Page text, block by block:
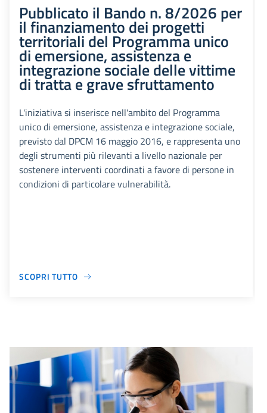
Pubblicato il Bando n. 8/2026 per
il finanziamento dei progetti
territoriali del Programma unico
di emersione, assistenza e
integrazione sociale delle vittime
di tratta e grave sfruttamento
L'iniziativa si inserisce nell'ambito del Programma
unico di emersione, assistenza e integrazione sociale,
previsto dal DPCM 16 maggio 2016, e rappresenta uno
degli strumenti più rilevanti a livello nazionale per
sostenere interventi coordinati a favore di persone in
condizioni di particolare vulnerabilità.
SCOPRI TUTTO